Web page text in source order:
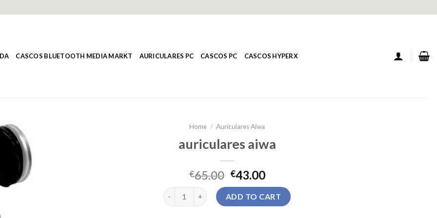
CASCOS BLUETOOTH MEDIA MARKT AURICULARES PC CASCOS PC CASCOS HYPERX
Home / Auriculares Aiwa
auriculares aiwa
€65.00 €43.00
auriculares aiwa quantityADD TO CART